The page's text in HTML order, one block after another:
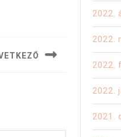
2022.
2022.
2022.
2022.
2021.